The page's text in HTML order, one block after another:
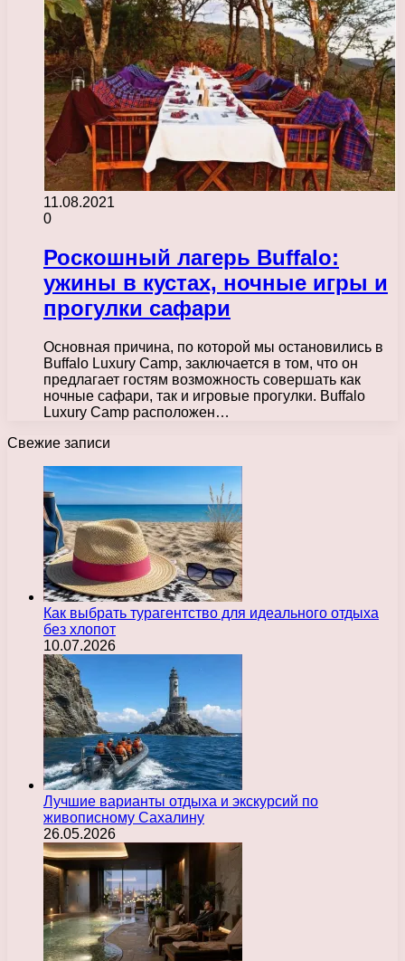
11.08.2021
0
Роскошный лагерь Buffalo:
ужины в кустах, ночные игры и
прогулки сафари
Основная причина, по которой мы остановились в
Buffalo Luxury Camp, заключается в том, что он
предлагает гостям возможность совершать как
ночные сафари, так и игровые прогулки. Buffalo
Luxury Camp расположен…
Свежие записи
Как выбрать турагентство для идеального отдыха
без хлопот
10.07.2026
Лучшие варианты отдыха и экскурсий по
живописному Сахалину
26.05.2026